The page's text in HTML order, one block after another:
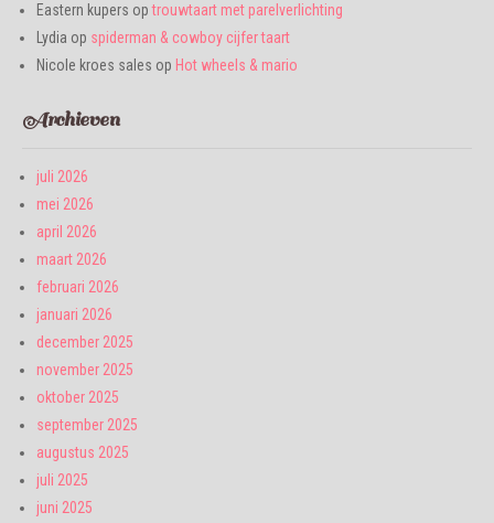
Eastern kupers optrouwtaart met parelverlichting
Lydia op spiderman & cowboy cijfer taart
Nicole kroes sales op Hot wheels & mario
Archieven
juli 2026
mei 2026
april 2026
maart 2026
februari 2026
januari 2026
december 2025
november 2025
oktober 2025
september 2025
augustus 2025
juli 2025
juni 2025